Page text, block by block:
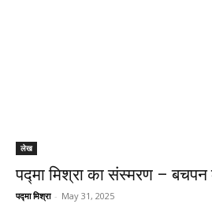
लेख
पद्मा मिश्रा का संस्मरण – बचपन
पद्मा मिश्रा - May 31, 2025